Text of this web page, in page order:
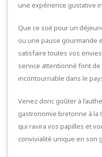
une expérience gustative
Que ce soit pour un
ou une pause gourmande
satisfaire toutes vos
service attentionné font
incontournable dans le
Venez donc goûter à
gastronomie bretonne à la
qui ravira vos papilles et
convivialité unique en son